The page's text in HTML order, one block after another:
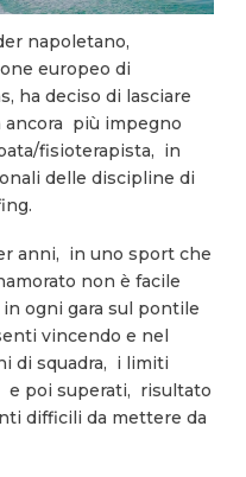
napoletano,
europeo di
ha deciso di lasciare
ancora più impegno
fisioterapista, in
delle discipline di
anni, in uno sport che
non è facile
ogni gara sul pontile
vincendo e nel
di squadra, i limiti
e poi superati, risultato
difficili da mettere da